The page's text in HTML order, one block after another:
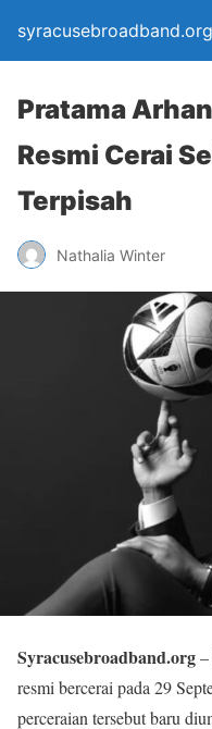
syracusebroadband.org
Pratama
Resmi Cerai
Terpisah
Nathalia Winter
Syracusebroadband.org
resmi bercerai pada 29
perceraian tersebut baru